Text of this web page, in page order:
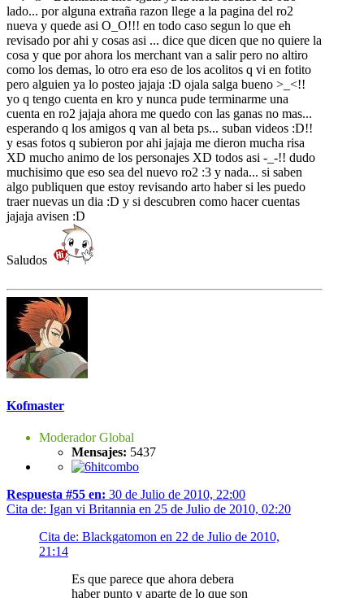
lado... por alguna extraña razon llege a la pagina del ro2
nueva y quede asi O_O!!! en todo caso segun lo que eh
revisado por ahi y cosas asi ... dice que dicen que no quiere la
cosa y que por ahora los merchant van a salir pero no altiro
como los demas, lo otro era eso de los acolitos q vi en fotito
pero alguien ya lo posteo jajaja :D ojala salga bueno >_<!!
yo q tengo cuenta en kro y nunca pude terminarme una
cuenta en ro2 jajaja ahora me quedo con las ganas no mas...
esperando q los amigos q van al beta ps... suban videos :D!!
y esas fotos q subieron por ahi jajaja me dieron mucha risa
XD mucho animo de los personajes XD todos asi -_-!! dudo
muchisimo que eso sea del nuevo ro2 :3 y nada... si saben
algo publiquen que estoy revisando arto haber si les puedo
traer nuevas un dia :D y si descubren como hacer cuentas
jajaja avisen :D
Saludos
Kofmaster
Moderador Global
Mensajes: 5437
Respuesta #55 en: 30 de Julio de 2010, 22:00
Cita de: Igan vi Britannia en 25 de Julio de 2010, 02:20
Cita de: Blackgatomon en 22 de Julio de 2010,
21:14
Es que parece que ahora debera
haber punto y aparte de lo que son